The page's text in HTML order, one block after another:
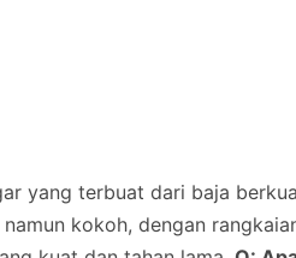
yang terbuat dari baja
kokoh, dengan